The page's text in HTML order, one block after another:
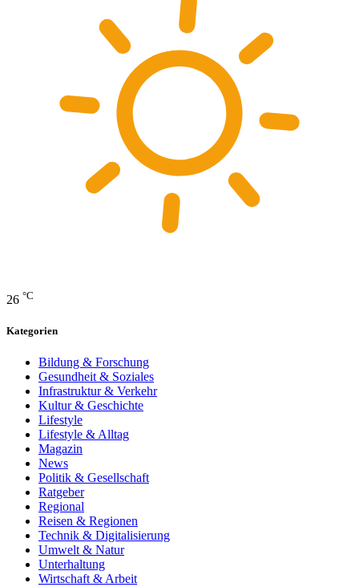
26 °C
Kategorien
Bildung & Forschung
Gesundheit & Soziales
Infrastruktur & Verkehr
Kultur & Geschichte
Lifestyle
Lifestyle & Alltag
Magazin
News
Politik & Gesellschaft
Ratgeber
Regional
Reisen & Regionen
Technik & Digitalisierung
Umwelt & Natur
Unterhaltung
Wirtschaft & Arbeit